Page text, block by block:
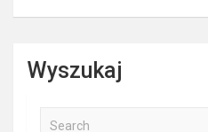
Wyszukaj